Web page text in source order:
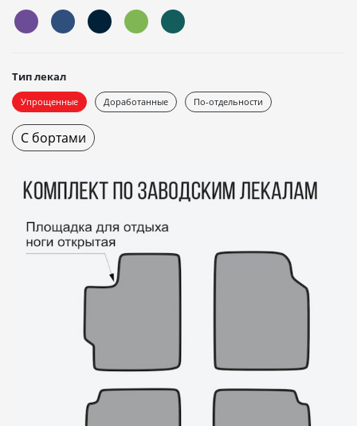
Тип лекал
Упрощенные Доработанные По-отдельности
С бортами